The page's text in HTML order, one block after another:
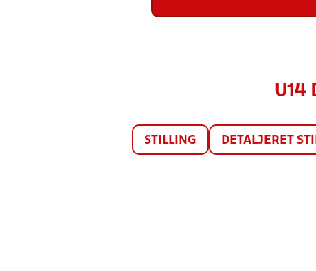
U14
STILLING DETALJERET